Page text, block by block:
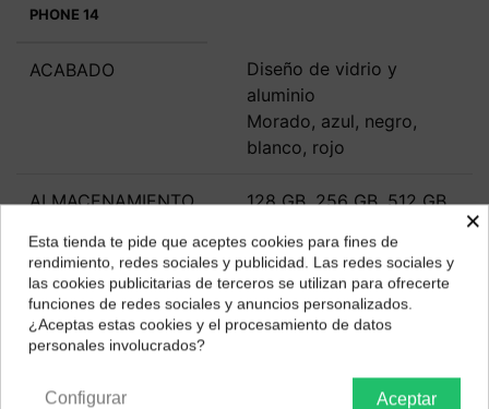
PHONE 14
ACABADO
Diseño de vidrio y
aluminio
Morado, azul, negro,
blanco, rojo
ALMACENAMIENTO 128 GB, 256 GB, 512 GB
DIMENSIONES Y
PESO
146,7 x 71,5 x 7,8 mm
172 gramos
PANTALLA
Super Retina XDR OLED
Resolución FullHD+
¿Dónde deseas recibir tu pedido?
Selecciona tu ubicación para mostrarte los precios e
impuestos correctos para tu región.
×
Esta tienda te pide que aceptes cookies para fines de
rendimiento, redes sociales y publicidad. Las redes sociales y
las cookies publicitarias de terceros se utilizan para ofrecerte
funciones de redes sociales y anuncios personalizados.
¿Aceptas estas cookies y el procesamiento de datos
personales involucrados?
Aceptar
Configurar